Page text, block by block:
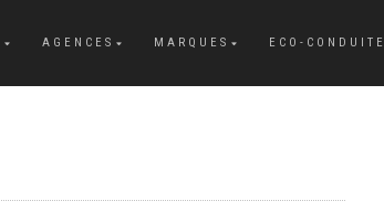
AGENCES MARQUES ECO-CONDUITE